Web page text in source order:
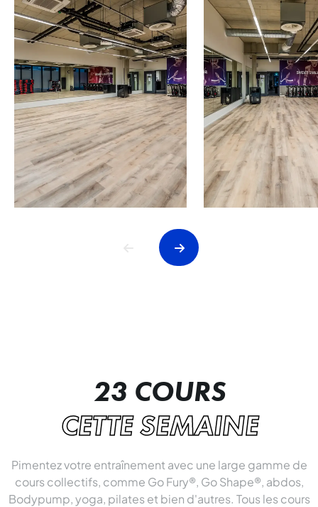
23 COURS
CETTE SEMAINE
Pimentez votre entraînement avec une large gamme de
cours collectifs, comme Go Fury®, Go Shape®, abdos,
Bodypump, yoga, pilates et bien d'autres. Tous les cours